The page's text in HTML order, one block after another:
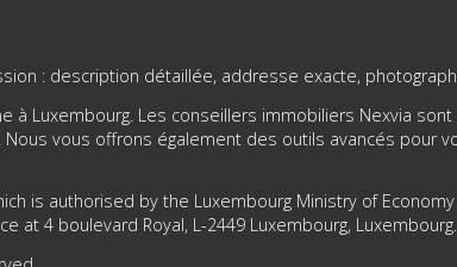
: description détaillée, addresse exacte,
à Luxembourg. Les conseillers immobiliers Nexvia
vous offrons également des outils avancés pour
is authorised by the Luxembourg Ministry of
at 4 boulevard Royal, L-2449 Luxembourg, Luxembourg.